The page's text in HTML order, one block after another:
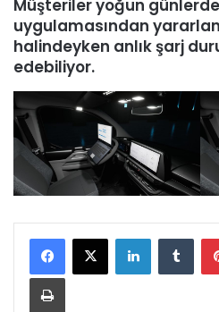
Müşteriler yoğun
uygulamasından
halindeyken anlık şarj
edebiliyor.
LinkedIn
Yazdır